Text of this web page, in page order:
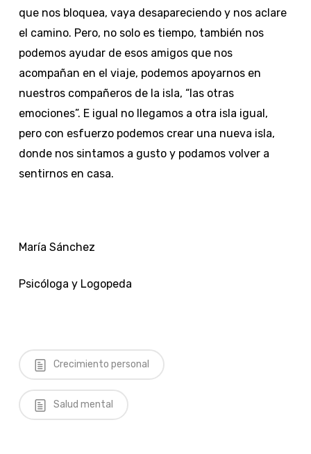
que nos bloquea, vaya desapareciendo y nos aclare
el camino. Pero, no solo es tiempo, también nos
podemos ayudar de esos amigos que nos
acompañan en el viaje, podemos apoyarnos en
nuestros compañeros de la isla, “las otras
emociones”. E igual no llegamos a otra isla igual,
pero con esfuerzo podemos crear una nueva isla,
donde nos sintamos a gusto y podamos volver a
sentirnos en casa.
María Sánchez
Psicóloga y Logopeda
Crecimiento personal
Salud mental